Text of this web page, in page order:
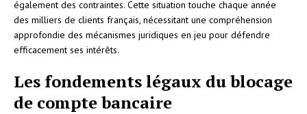
également des contraintes. Cette situation touche chaque année
des milliers de clients français, nécessitant une compréhension
approfondie des mécanismes juridiques en jeu pour défendre
efficacement ses intérêts.
Les fondements légaux du blocage
de compte bancaire